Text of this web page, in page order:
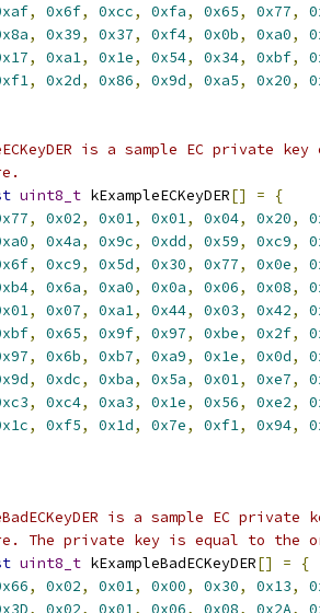
, 0x6f, 0xcc, 0xfa, 0x65, 0x77,
, 0x39, 0x37, 0xf4, 0x0b, 0xa0,
, 0xa1, 0x1e, 0x54, 0x34, 0xbf,
, 0x2d, 0x86, 0x9d, 0xa5, 0x20,
is a sample EC private key
uint8_t kExampleECKeyDER[] =
{
, 0x02, 0x01, 0x01, 0x04, 0x20,
, 0x4a, 0x9c, 0xdd, 0x59, 0xc9,
, 0xc9, 0x5d, 0x30, 0x77, 0x0e,
, 0x6a, 0xa0, 0x0a, 0x06, 0x08,
, 0x07, 0xa1, 0x44, 0x03, 0x42,
, 0x65, 0x9f, 0x97, 0xbe, 0x2f,
, 0x6b, 0xb7, 0xa9, 0x1e, 0x0d,
, 0xdc, 0xba, 0x5a, 0x01, 0xe7,
, 0xc4, 0xa3, 0x1e, 0x56, 0xe2,
, 0xf5, 0x1d, 0x7e, 0xf1, 0x94,
is a sample EC private
The private key is equal to the
uint8_t kExampleBadECKeyDER[] =
{
, 0x02, 0x01, 0x00, 0x30, 0x13,
, 0x02, 0x01, 0x06, 0x08, 0x2A,